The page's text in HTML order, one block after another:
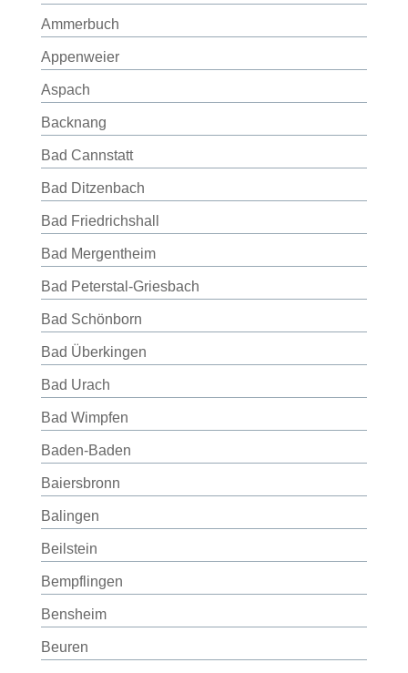
Ammerbuch
Appenweier
Aspach
Backnang
Bad Cannstatt
Bad Ditzenbach
Bad Friedrichshall
Bad Mergentheim
Bad Peterstal-Griesbach
Bad Schönborn
Bad Überkingen
Bad Urach
Bad Wimpfen
Baden-Baden
Baiersbronn
Balingen
Beilstein
Bempflingen
Bensheim
Beuren